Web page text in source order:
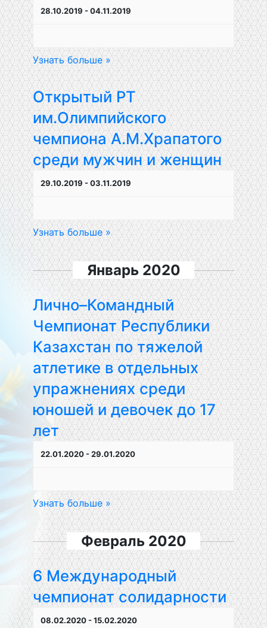
28.10.2019 -04.11.2019
Узнать больше »
Открытый РТ
им.Олимпийского
чемпиона А.М.Храпатого
среди мужчин и женщин
29.10.2019 -03.11.2019
Узнать больше »
Январь 2020
Лично–Командный
Чемпионат Республики
Казахстан по тяжелой
атлетике в отдельных
упражнениях среди
юношей и девочек до 17
лет
22.01.2020-29.01.2020
Узнать больше »
Февраль 2020
6 Международный
чемпионат солидарности
08.02.2020-15.02.2020